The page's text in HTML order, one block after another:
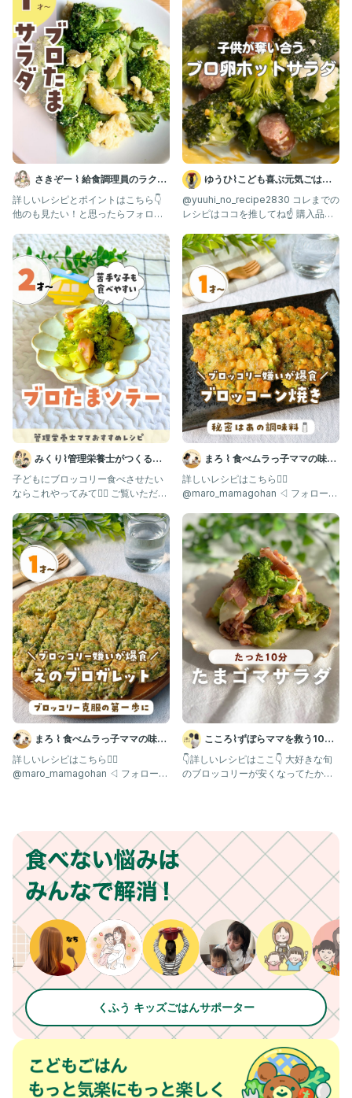
さきぞー ⌇ 給食調理員のラクう
ま幼児食
詳しいレシピとポイントはこちら👇 ⁡
他のも見たい！と思ったらフォロー❣️
みくり⌇管理栄養士がつくる幼
児食レシピ
子どもにブロッコリー食べさせたい
ならこれやってみて💁‍♀️ ご覧いただき
まろ ⌇ 食べムラっ子ママの味方
| 幼児食1歳〜
詳しいレシピはこちら👇🏻
@maro_mamagohan ◁ フォローし
ゆうひ⌇こども喜ぶ元気ごはん
🍳
@yuuhi_no_recipe2830 コレまでの
レシピはココを推してね☝️ 購入品は
まろ ⌇ 食べムラっ子ママの味方
| 幼児食1歳〜
詳しいレシピはこちら👇🏻
@maro_mamagohan ◁ フォローし
こころ⌇ずぼらママを救う10分
レシピ😋
👇詳しいレシピはここ👇 大好きな旬
のブロッコリーが安くなってたから
くふう キッズごはんサポーター